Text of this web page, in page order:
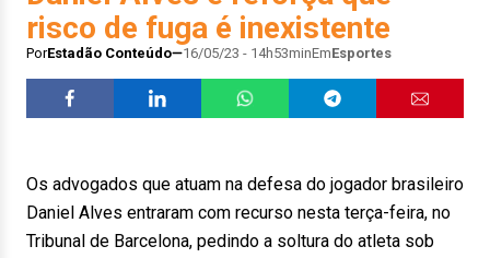
risco de fuga é inexistente
PorEstadão Conteúdo 16/05/23 - 14h53minEmEsportes
Os advogados que atuam na defesa do jogador brasileiro
Daniel Alves entraram com recurso nesta terça-feira, no
Tribunal de Barcelona, pedindo a soltura do atleta sob